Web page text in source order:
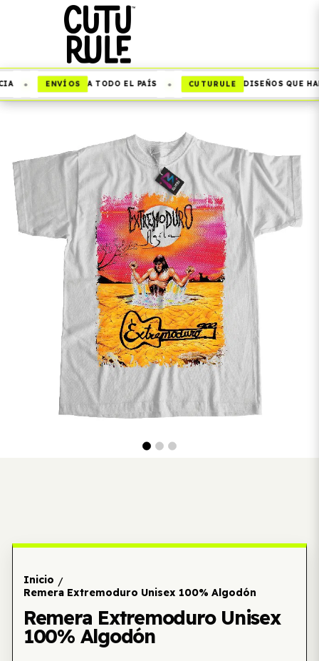
ENVÍOS A TODO EL PAÍS CUTURULE DISEÑOS QUE
Inicio /
Remera Extremoduro Unisex 100% Algodón
Remera Extremoduro Unisex
100% Algodón